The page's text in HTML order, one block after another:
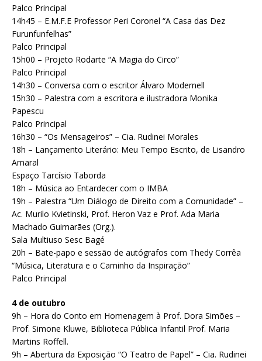
Palco Principal
14h45 – E.M.F.E Professor Peri Coronel “A Casa das Dez
Furunfunfelhas”
Palco Principal
15h00 – Projeto Rodarte “A Magia do Circo”
Palco Principal
14h30 – Conversa com o escritor Álvaro Modernell
15h30 – Palestra com a escritora e ilustradora Monika
Papescu
Palco Principal
16h30 – “Os Mensageiros” – Cia. Rudinei Morales
18h – Lançamento Literário: Meu Tempo Escrito, de Lisandro
Amaral
Espaço Tarcísio Taborda
18h – Música ao Entardecer com o IMBA
19h – Palestra “Um Diálogo de Direito com a Comunidade” –
Ac. Murilo Kvietinski, Prof. Heron Vaz e Prof. Ada Maria
Machado Guimarães (Org.).
Sala Multiuso Sesc Bagé
20h – Bate-papo e sessão de autógrafos com Thedy Corrêa
“Música, Literatura e o Caminho da Inspiração”
Palco Principal
4 de outubro
9h – Hora do Conto em Homenagem à Prof. Dora Simões –
Prof. Simone Kluwe, Biblioteca Pública Infantil Prof. Maria
Martins Roffell.
9h – Abertura da Exposição “O Teatro de Papel” – Cia. Rudinei